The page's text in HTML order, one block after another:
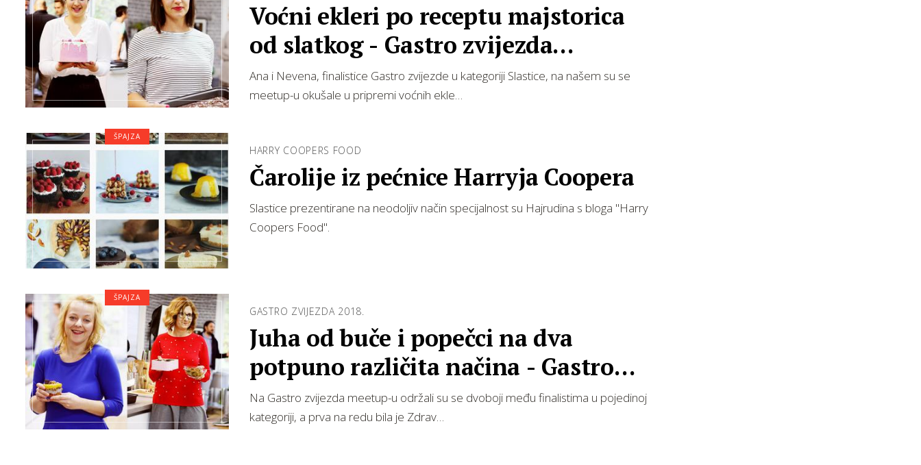
Voćni ekleri po receptu majstorica
od slatkog - Gastro zvijezda
challenge
Ana i Nevena, finalistice Gastro zvijezde u kategoriji Slastice, na našem su se
meetup-u okušale u pripremi voćnih ekle…
HARRY COOPERS FOOD
Čarolije iz pećnice Harryja Coopera
Slastice prezentirane na neodoljiv način specijalnost su Hajrudina s bloga "Harry
Coopers Food".
ŠPAJZA
GASTRO ZVIJEZDA 2018.
Juha od buče i popečci na dva
potpuno različita načina - Gastro
zvijezda challe…
Na Gastro zvijezda meetup-u održali su se dvoboji među finalistima u pojedinoj
kategoriji, a prva na redu bila je Zdrav…
ŠPAJZA